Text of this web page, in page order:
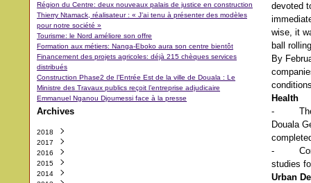
Région du Centre: deux nouveaux palais de justice en construction
Thierry Ntamack, réalisateur : « J’ai tenu à présenter des modèles
pour notre société »
Tourisme: le Nord améliore son offre
Formation aux métiers: Nanga-Eboko aura son centre bientôt
Financement des projets agricoles: déjà 215 chèques services
distribués
Construction Phase2 de l’Entrée Est de la ville de Douala : Le
Ministre des Travaux publics reçoit l’entreprise adjudicaire
Emmanuel Nganou Djoumessi face à la presse
Archives
2018
Octobre
Septembre
Août
Juillet
2017
Décembre
Novembre
Octobre
2016
Décembre
Novembre
2015
Décembre
2014
devoted
wise, it
ball
By
Health
- The
Douala
-
studies
Urban